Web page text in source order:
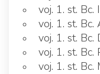
voj. 1. st. Bc.
voj. 1. st.
voj. 1. st. Bc.
voj. 1. st.
voj. 1. st.